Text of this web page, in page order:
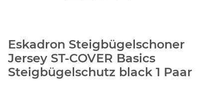
Eskadron Steigbügelschoner
Jersey ST-COVER Basics
Steigbügelschutz black 1 Paar